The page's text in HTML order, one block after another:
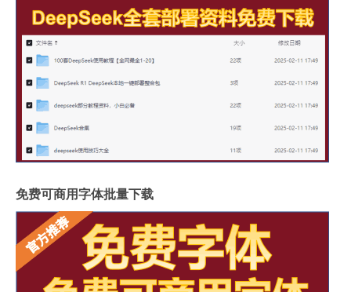
免费可商用字体批量下载